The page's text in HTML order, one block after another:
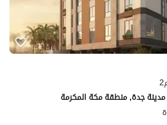
جدة, منطقة مكة المكرمة